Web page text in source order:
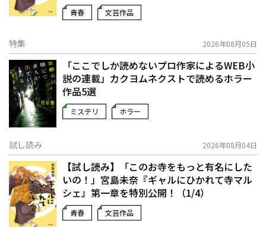
青春 文芸作品
特集 2026年08月05日
「ここでしか読めないプロ作家によるWEB小
説の連載」――カクヨムネクストで読めるホラー
作品5選
ミステリ ホラー
試し読み 2026年08月04日
【試し読み】「このお寺をもっと有名にした
いの！」宮島未奈『ギャルにひかれて寺マル
シェ』第一章を特別公開！（1/4）
青春 文芸作品